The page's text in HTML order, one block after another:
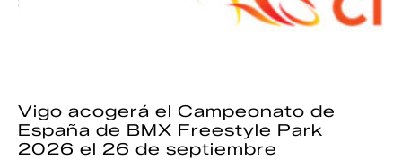
Vigo acogerá el Campeonato de
España de BMX Freestyle Park
2026 el 26 de septiembre